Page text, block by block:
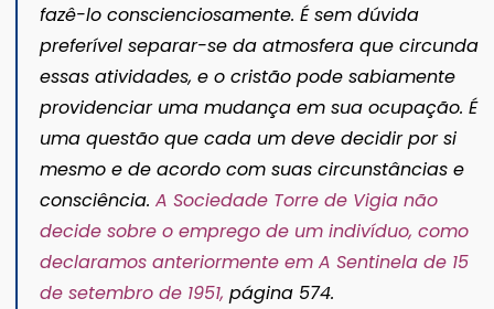
fazê-lo conscienciosamente. É sem dúvida
preferível separar-se da atmosfera que circunda
essas atividades, e o cristão pode sabiamente
providenciar uma mudança em sua ocupação. É
uma questão que cada um deve decidir por si
mesmo e de acordo com suas circunstâncias e
consciência. A Sociedade Torre de Vigia não
decide sobre o emprego de um indivíduo, como
declaramos anteriormente em A Sentinela de 15
de setembro de 1951, página 574.